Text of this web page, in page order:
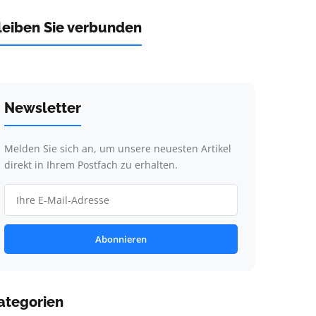
Sie verbunden
Newsletter
Melden Sie sich an, um unsere neuesten Artikel
direkt in Ihrem Postfach zu erhalten.
Abonnieren